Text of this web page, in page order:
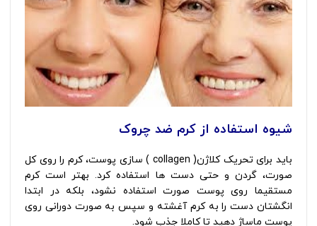
شیوه استفاده از کرم ضد چروک
باید برای تحریک کلاژن( collagen ) سازی پوست، کرم را روی کل
صورت، گردن و حتی دست ها استفاده کرد. بهتر است کرم
مستقیما روی پوست صورت استفاده نشود، بلکه در ابتدا
انگشتان دست را به کرم آغشته و سپس به صورت دورانی روی
پوست ماساژ دهید تا کاملا جذب شود.